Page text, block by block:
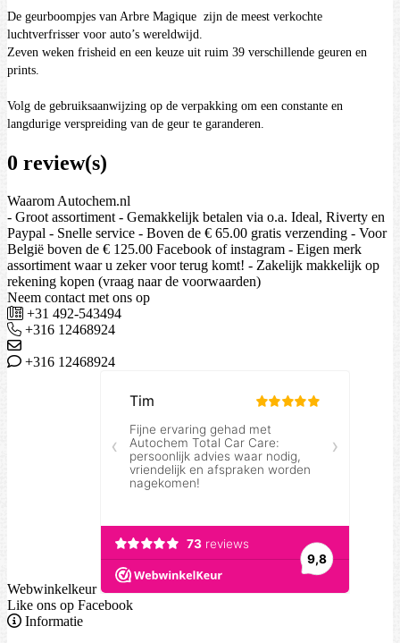
De geurboompjes van Arbre Magique zijn de meest verkochte
luchtverfrisser voor auto’s wereldwijd.
Zeven weken frisheid en een keuze uit ruim 39 verschillende geuren en
prints.
Volg de gebruiksaanwijzing op de verpakking om een constante en
langdurige verspreiding van de geur te garanderen.
0 review(s)
Waarom Autochem.nl
- Groot assortiment - Gemakkelijk betalen via o.a. Ideal, Riverty en
Paypal - Snelle service - Boven de € 65.00 gratis verzending - Voor
België boven de € 125.00 Facebook of instagram - Eigen merk
assortiment waar u zeker voor terug komt! - Zakelijk makkelijk op
rekening kopen (vraag naar de voorwaarden)
Neem contact met ons op
+31 492-543494
+316 12468924
+316 12468924
Webwinkelkeur
Like ons op Facebook
Informatie